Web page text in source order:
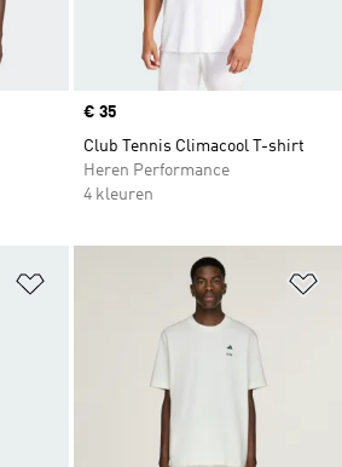
Price
€ 35
Club Tennis Climacool T-shirt
Heren Performance
4 kleuren
Op verlanglijst zetten